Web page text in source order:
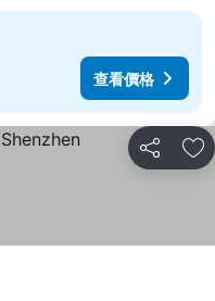
查看價格
分享 放